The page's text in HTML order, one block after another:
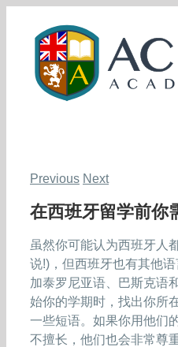
content
Previous Next
在西班牙留学前你
虽然你可能认为西班牙人
说!)，但西班牙也有其他语
加泰罗尼亚语、巴斯克语
始你的学期时，找出你所
一些短语。如果你用他们
不擅长，他们也会非常尊重